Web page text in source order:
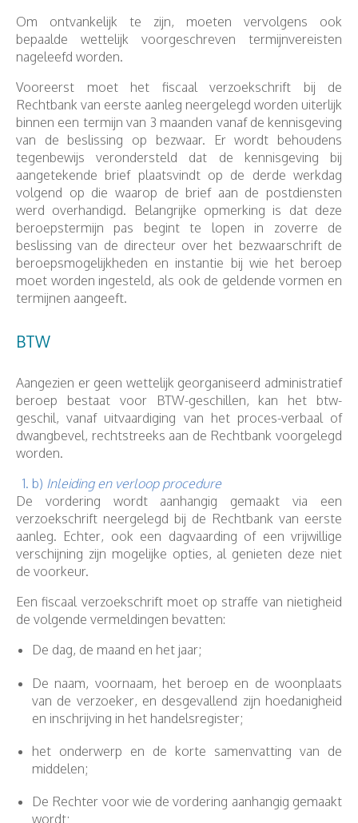
Om ontvankelijk te zijn, moeten vervolgens ook
bepaalde wettelijk voorgeschreven termijnvereisten
nageleefd worden.
Vooreerst moet het fiscaal verzoekschrift bij de
Rechtbank van eerste aanleg neergelegd worden uiterlijk
binnen een termijn van 3 maanden vanaf de kennisgeving
van de beslissing op bezwaar. Er wordt behoudens
tegenbewijs verondersteld dat de kennisgeving bij
aangetekende brief plaatsvindt op de derde werkdag
volgend op die waarop de brief aan de postdiensten
werd overhandigd. Belangrijke opmerking is dat deze
beroepstermijn pas begint te lopen in zoverre de
beslissing van de directeur over het bezwaarschrift de
beroepsmogelijkheden en instantie bij wie het beroep
moet worden ingesteld, als ook de geldende vormen en
termijnen aangeeft.
BTW
Aangezien er geen wettelijk georganiseerd administratief
beroep bestaat voor BTW-geschillen, kan het btw-
geschil, vanaf uitvaardiging van het proces-verbaal of
dwangbevel, rechtstreeks aan de Rechtbank voorgelegd
worden.
b) Inleiding en verloop procedure
De vordering wordt aanhangig gemaakt via een
verzoekschrift neergelegd bij de Rechtbank van eerste
aanleg. Echter, ook een dagvaarding of een vrijwillige
verschijning zijn mogelijke opties, al genieten deze niet
de voorkeur.
Een fiscaal verzoekschrift moet op straffe van nietigheid
de volgende vermeldingen bevatten:
De dag, de maand en het jaar;
De naam, voornaam, het beroep en de woonplaats
van de verzoeker, en desgevallend zijn hoedanigheid
en inschrijving in het handelsregister;
het onderwerp en de korte samenvatting van de
middelen;
De Rechter voor wie de vordering aanhangig gemaakt
wordt;